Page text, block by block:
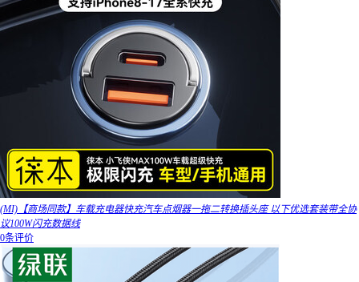
(MI)【商场同款】车载充电器快充汽车点烟器一拖二转换插头座 以下优选套装带全协
议100W闪充数据线
0条评价